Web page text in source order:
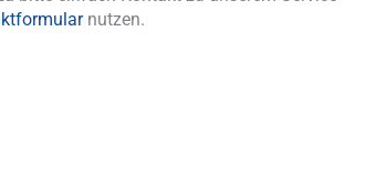
nutzen.